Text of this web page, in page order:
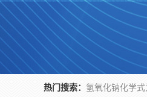
热门搜索：